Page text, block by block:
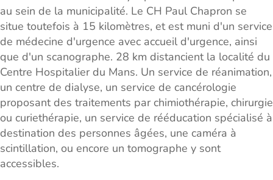
au sein de la municipalité. Le CH Paul Chapron se
situe toutefois à 15 kilomètres, et est muni d'un service
de médecine d'urgence avec accueil d'urgence, ainsi
que d'un scanographe. 28 km distancient la localité du
Centre Hospitalier du Mans. Un service de réanimation,
un centre de dialyse, un service de cancérologie
proposant des traitements par chimiothérapie, chirurgie
ou curiethérapie, un service de rééducation spécialisé à
destination des personnes âgées, une caméra à
scintillation, ou encore un tomographe y sont
accessibles.